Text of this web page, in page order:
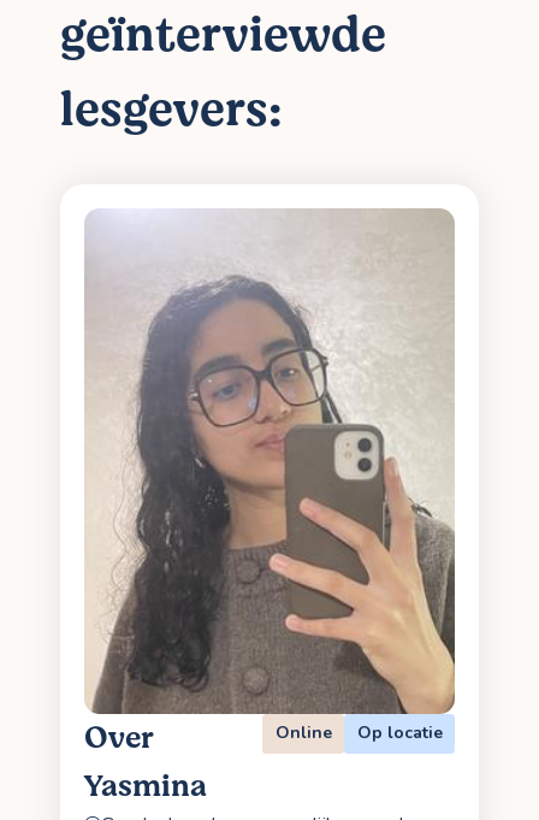
geïnterviewde
lesgevers:
Over
Yasmina
Online Op locatie